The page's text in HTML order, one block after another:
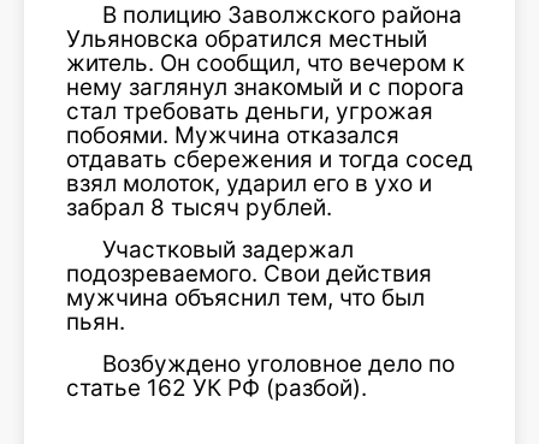
В полицию Заволжского района
Ульяновска обратился местный
житель. Он сообщил, что вечером к
нему заглянул знакомый и с порога
стал требовать деньги, угрожая
побоями. Мужчина отказался
отдавать сбережения и тогда сосед
взял молоток, ударил его в ухо и
забрал 8 тысяч рублей.
Участковый задержал
подозреваемого. Свои действия
мужчина объяснил тем, что был
пьян.
Возбуждено уголовное дело по
статье 162 УК РФ (разбой).